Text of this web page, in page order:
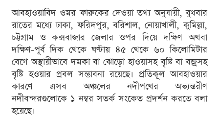
আবহাওয়াবিদ ওমর ফারুকের দেওয়া তথ্য অনুযায়ী, বুধবার
রাতের মধ্যে ঢাকা, ফরিদপুর, বরিশাল, নোয়াখালী, কুমিল্লা,
চট্টগ্রাম ও কক্সবাজার জেলার ওপর দিয়ে দক্ষিণ অথবা
দক্ষিণ-পূর্ব দিক থেকে ঘণ্টায় ৪৫ থেকে ৬০ কিলোমিটার
বেগে অস্থায়ীভাবে দমকা বা ঝোড়ো হাওয়াসহ বৃষ্টি বা বজ্রসহ
বৃষ্টি হওয়ার প্রবল সম্ভাবনা রয়েছে। প্রতিকূল আবহাওয়ার
কারণে এসব অঞ্চলের নদীপথের অভ্যন্তরীণ
নদীবন্দরগুলোকে ১ নম্বর সতর্ক সংকেত প্রদর্শন করতে বলা
হয়েছে।